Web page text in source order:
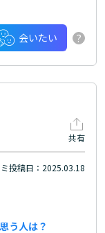
会いたい ?
共有
投稿日：2025.03.18
う人は？